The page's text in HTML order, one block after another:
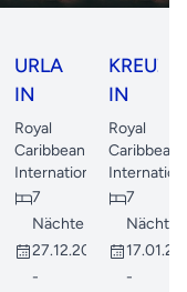
URLAUB
IN
DER
SÜDLICHEN
KARIBIK
Royal
Caribbean
International
7
Nächte
27.12.2026
-
IN
DER
KARIBIK
Royal
Caribbean
7
Nächte
-